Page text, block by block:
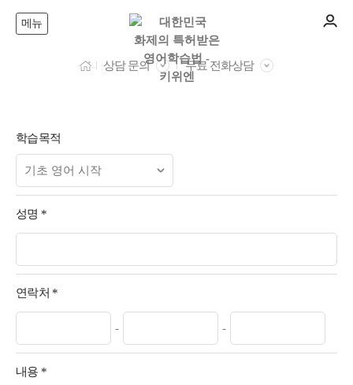
메뉴
상담 문의 무료 전화상담
학습목적
성명 *
연락처 *
- -
내용 *